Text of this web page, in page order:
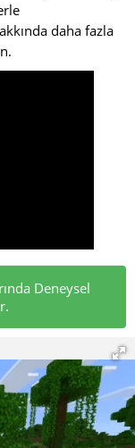
daha fazla
Deneysel